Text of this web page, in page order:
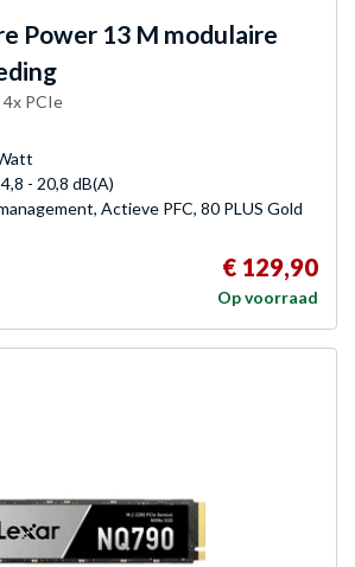
Power 13 M modulaire
PCIe
- 20,8 dB(A)
Actieve PFC, 80 PLUS Gold
€ 129,90
Op voorraad